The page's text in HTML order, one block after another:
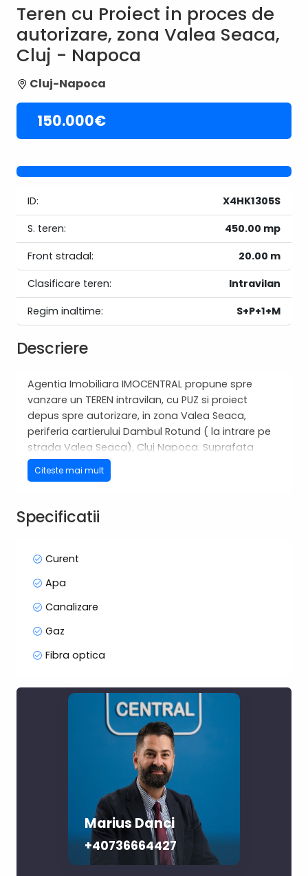
Teren cu Proiect in proces de
autorizare, zona Valea Seaca,
Cluj - Napoca
Cluj-Napoca
150.000€
ID:
X4HK1305S
S. teren:
450.00 mp
Front stradal:
20.00 m
Clasificare teren:
Intravilan
Regim inaltime:
S+P+1+M
Descriere
Agentia Imobiliara IMOCENTRAL propune spre
vanzare un TEREN intravilan, cu PUZ si proiect
depus spre autorizare, in zona Valea Seaca,
periferia cartierului Dambul Rotund ( la intrare pe
strada Valea Seaca), Cluj Napoca. Suprafata
totala a terenului este de 450 mp, iar frontul la
strada Valea Seaca de 20 ml. Zona este
dar certificatul de urbanism prevede si spatii
comerciale pentru parcelele cu iesire la o artera
strada Valea Seaca. Dispune de urmatoarele
punct de vedere administrativ, terenul are PUZ
finalizat si proiect depus spre autorizare. Pentru
dispozitia dumneavoastra. Pretul, 150000, TVA
inclus, negociabil.
Citeste mai mult
Specificatii
Curent
Apa
Canalizare
Gaz
Fibra optica
Marius Danci
+40736664427‬